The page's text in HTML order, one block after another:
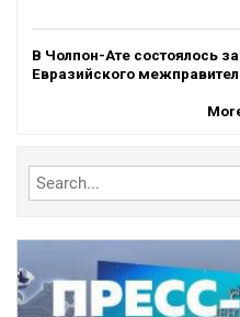
В Чолпон-Ате состоялось
Евразийского